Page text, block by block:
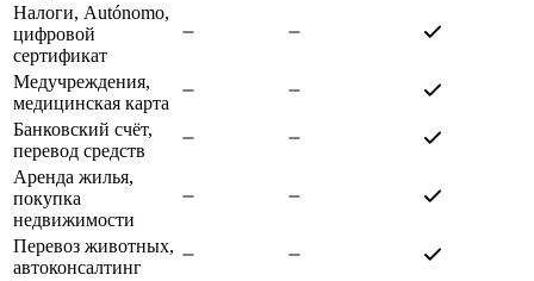
Налоги, Autónomo,
цифровой
сертификат
Медучреждения,
медицинская карта
Банковский счёт,
перевод средств
Аренда жилья,
покупка
недвижимости
Перевоз животных,
автоконсалтинг